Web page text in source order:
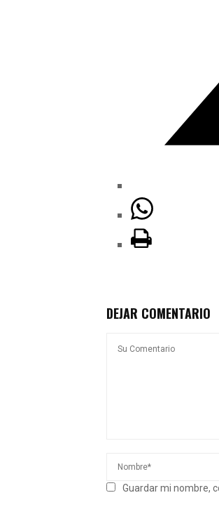
DEJAR COMENTARIO
Guardar mi nombre,